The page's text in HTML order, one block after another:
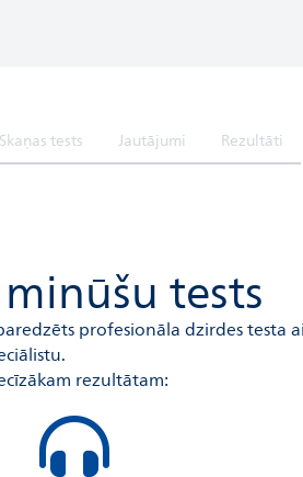
Skaņas tests Jautājumi Rezultāti
tests
profesionāla dzirdes testa
rezultātam: